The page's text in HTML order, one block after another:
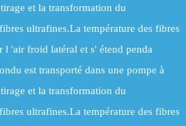
et la transformation du
ultrafines.La température des fibres
l 'air froid latéral et s' étend penda
est transporté dans une pompe à
et la transformation du
ultrafines.La température des fibres